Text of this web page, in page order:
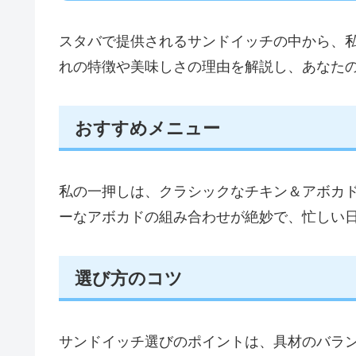
スタバで提供されるサンドイッチの中から、
れの特徴や美味しさの理由を解説し、あなた
おすすめメニュー
私の一押しは、クラシックなチキン＆アボカ
ーなアボカドの組み合わせが絶妙で、忙しい
選び方のコツ
サンドイッチ選びのポイントは、具材のバラ